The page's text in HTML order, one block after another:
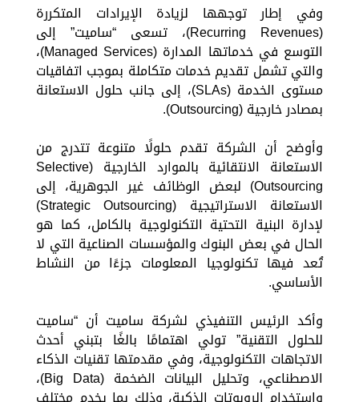
وفي إطار توجهها لزيادة الإيرادات المتكررة
(Recurring Revenues)، تسعى “ساميت” إلى
التوسع في خدماتها المدارة (Managed Services)،
والتي تشمل تقديم خدمات متكاملة بموجب اتفاقيات
مستوى الخدمة (SLAs)، إلى جانب حلول الاستعانة
بمصادر خارجية (Outsourcing).
وأوضح أن الشركة تقدم حلولًا متنوعة تتدرج من
الاستعانة الانتقائية بالموارد الخارجية (Selective
Outsourcing) لبعض الوظائف غير الجوهرية، إلى
الاستعانة الاستراتيجية (Strategic Outsourcing)
لإدارة البنية التحتية التكنولوجية بالكامل، كما هو
الحال في بعض البنوك والمؤسسات الصناعية التي لا
تُعد فيها تكنولوجيا المعلومات جزءًا من النشاط
الأساسي.
وأكد الرئيس التنفيذي لشركة ساميت أن “ساميت
للحلول التقنية” تولي اهتمامًا بالغًا بتبني أحدث
الاتجاهات التكنولوجية، وفي مقدمتها تقنيات الذكاء
الاصطناعي، وتحليل البيانات الضخمة (Big Data)،